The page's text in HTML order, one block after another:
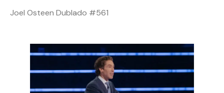
Joel Osteen Dublado #561